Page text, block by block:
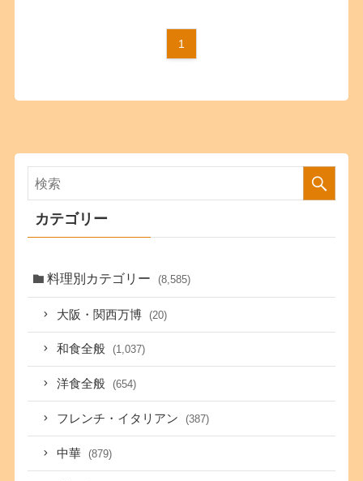
1
カテゴリー
料理別カテゴリー (8,585)
大阪・関西万博 (20)
和食全般 (1,037)
洋食全般 (654)
フレンチ・イタリアン (387)
中華 (879)